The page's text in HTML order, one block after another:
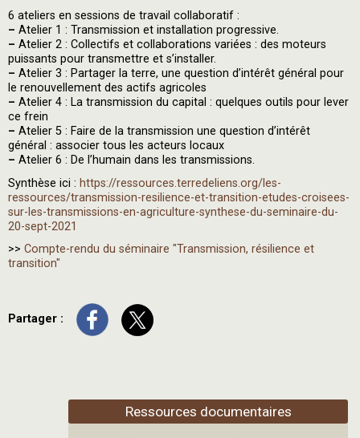
6 ateliers en sessions de travail collaboratif :
– Atelier 1 : Transmission et installation progressive.
– Atelier 2 : Collectifs et collaborations variées : des moteurs
puissants pour transmettre et s’installer.
– Atelier 3 : Partager la terre, une question d’intérêt général pour
le renouvellement des actifs agricoles
– Atelier 4 : La transmission du capital : quelques outils pour lever
ce frein
– Atelier 5 : Faire de la transmission une question d’intérêt
général : associer tous les acteurs locaux
– Atelier 6 : De l’humain dans les transmissions.
Synthèse ici : https://ressources.terredeliens.org/les-
ressources/transmission-resilience-et-transition-etudes-croisees-
sur-les-transmissions-en-agriculture-synthese-du-seminaire-du-
20-sept-2021
>> Compte-rendu du séminaire "Transmission, résilience et
transition"
Partager :
Ressources documentaires